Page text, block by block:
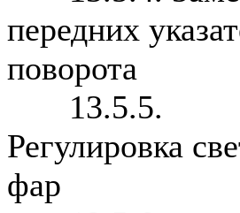
передних
поворота
13.5.5.
Регулировка
фар